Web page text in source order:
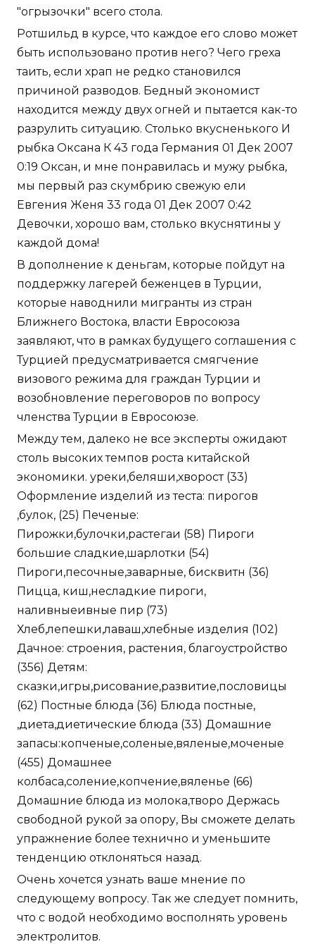
"огрызочки" всего стола.
Ротшильд в курсе, что каждое его слово может
быть использовано против него? Чего греха
таить, если храп не редко становился
причиной разводов. Бедный экономист
находится между двух огней и пытается как-то
разрулить ситуацию. Столько вкусненького И
рыбка Оксана К 43 года Германия 01 Дек 2007
0:19 Оксан, и мне понравилась и мужу рыбка,
мы первый раз скумбрию свежую ели
Евгения Женя 33 года 01 Дек 2007 0:42
Девочки, хорошо вам, столько вкуснятины у
каждой дома!
В дополнение к деньгам, которые пойдут на
поддержку лагерей беженцев в Турции,
которые наводнили мигранты из стран
Ближнего Востока, власти Евросоюза
заявляют, что в рамках будущего соглашения с
Турцией предусматривается смягчение
визового режима для граждан Турции и
возобновление переговоров по вопросу
членства Турции в Евросоюзе.
Между тем, далеко не все эксперты ожидают
столь высоких темпов роста китайской
экономики. уреки,беляши,хворост (33)
Оформление изделий из теста: пирогов
,булок, (25) Печеные:
Пирожки,булочки,растегаи (58) Пироги
большие сладкие,шарлотки (54)
Пироги,песочные,заварные, бисквитн (36)
Пицца, киш,несладкие пироги,
наливныеивные пир (73)
Хлеб,лепешки,лаваш,хлебные изделия (102)
Дачное: строения, растения, благоустройство
(356) Детям:
сказки,игры,рисование,развитие,пословицы
(62) Постные блюда (36) Блюда постные,
,диета,диетические блюда (33) Домашние
запасы:копченые,соленые,вяленые,моченые
(455) Домашнее
колбаса,соление,копчение,вяленье (66)
Домашние блюда из молока,творо Держась
свободной рукой за опору, Вы сможете делать
упражнение более технично и уменьшите
тенденцию отклоняться назад.
Очень хочется узнать ваше мнение по
следующему вопросу. Так же следует помнить,
что с водой необходимо восполнять уровень
электролитов.